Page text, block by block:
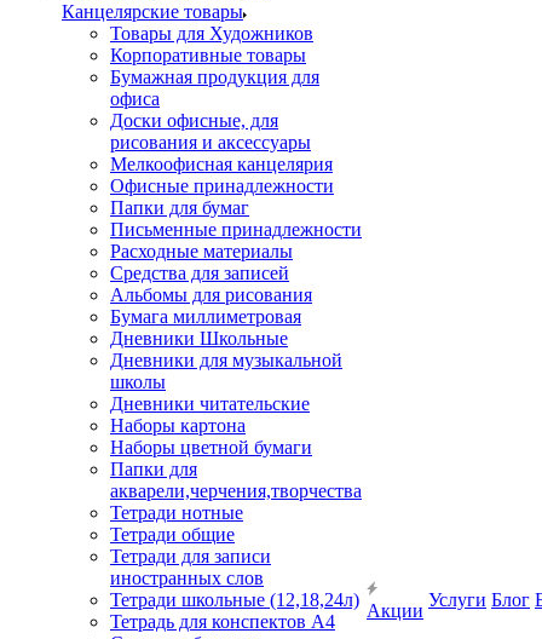
Канцелярские товары
Товары для Художников
Корпоративные товары
Бумажная продукция для
офиса
Доски офисные, для
рисования и аксессуары
Мелкоофисная канцелярия
Офисные принадлежности
Папки для бумаг
Письменные принадлежности
Расходные материалы
Средства для записей
Альбомы для рисования
Бумага миллиметровая
Дневники Школьные
Дневники для музыкальной
школы
Дневники читательские
Наборы картона
Наборы цветной бумаги
Папки для
акварели,черчения,творчества
Тетради нотные
Тетради общие
Тетради для записи
иностранных слов
Тетради школьные (12,18,24л)
Тетрадь для конспектов А4
Акции
Услуги Блог